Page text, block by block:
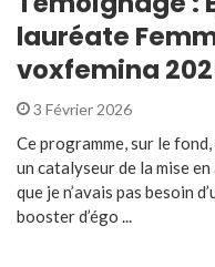
lauréate
voxfemina
3 Février 2026
Ce programme, sur le
un catalyseur de la mise
que je n’avais pas besoin
booster d’égo ...